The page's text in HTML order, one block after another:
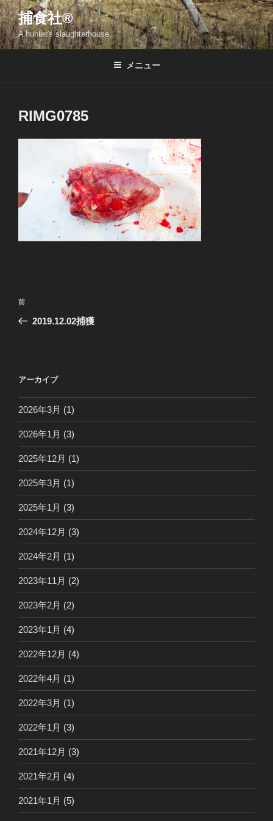
コ
ン
テ
ン
捕食社®
A hunter's slaughterhouse
メニュー
RIMG0785
投
ー
シ
ョ
ン
前
の
前
2019.12.02捕獲
アーカイブ
2026年3月 (1)
2026年1月 (3)
2025年12月 (1)
2025年3月 (1)
2025年1月 (3)
2024年12月 (3)
2024年2月 (1)
2023年11月 (2)
2023年2月 (2)
2023年1月 (4)
2022年12月 (4)
2022年4月 (1)
2022年3月 (1)
2022年1月 (3)
2021年12月 (3)
2021年2月 (4)
2021年1月 (5)